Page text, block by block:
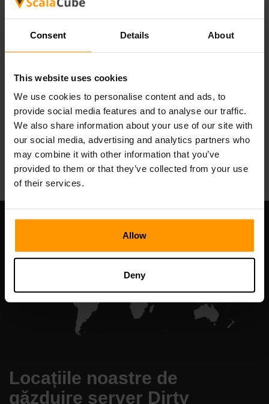
Consent Details About
This website uses cookies
We use cookies to personalise content and ads, to
provide social media features and to analyse our traffic.
We also share information about your use of our site with
our social media, advertising and analytics partners who
may combine it with other information that you’ve
provided to them or that they’ve collected from your use
of their services.
Allow
Deny
Valheim
Găzduire server
All Games
Locațiile noastre de
găzduire server Dirty